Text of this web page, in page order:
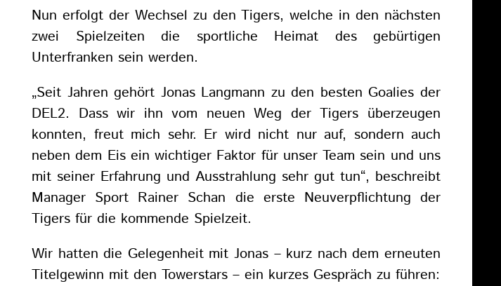
Nun erfolgt der Wechsel zu den Tigers, welche in den nächsten
zwei Spielzeiten die sportliche Heimat des gebürtigen
Unterfranken sein werden.
„Seit Jahren gehört Jonas Langmann zu den besten Goalies der
DEL2. Dass wir ihn vom neuen Weg der Tigers überzeugen
konnten, freut mich sehr. Er wird nicht nur auf, sondern auch
neben dem Eis ein wichtiger Faktor für unser Team sein und uns
mit seiner Erfahrung und Ausstrahlung sehr gut tun“, beschreibt
Manager Sport Rainer Schan die erste Neuverpflichtung der
Tigers für die kommende Spielzeit.
Wir hatten die Gelegenheit mit Jonas – kurz nach dem erneuten
Titelgewinn mit den Towerstars – ein kurzes Gespräch zu führen: